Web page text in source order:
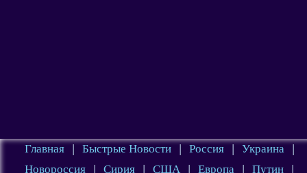
Главная | Быстрые Новости | Россия | Украина
|
Новороссия
| Сирия | США | Европа | Путин |